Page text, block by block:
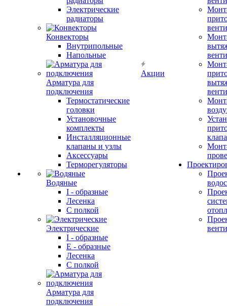
Электрические
радиаторы
Конвекторы
Внутрипольные
Напольные
Арматура для
подключения
Термостатические
головки
Установочные
комплекты
Инсталляционные
клапаны и узлы
Аксессуары
Терморегуляторы
Водяные
I - образные
Лесенка
С полкой
Электрические
I - образные
E - образные
Лесенка
С полкой
Арматура для
подключения
Акции